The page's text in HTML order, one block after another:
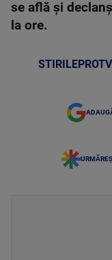
se află și
la ore.
STIRILEPROTV